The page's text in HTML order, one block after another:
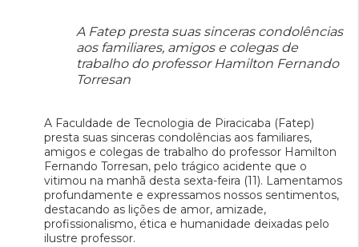
A Fatep presta suas sinceras condolências
aos familiares, amigos e colegas de
trabalho do professor Hamilton Fernando
Torresan
A Faculdade de Tecnologia de Piracicaba (Fatep)
presta suas sinceras condolências aos familiares,
amigos e colegas de trabalho do professor Hamilton
Fernando Torresan, pelo trágico acidente que o
vitimou na manhã desta sexta-feira (11). Lamentamos
profundamente e expressamos nossos sentimentos,
destacando as lições de amor, amizade,
profissionalismo, ética e humanidade deixadas pelo
ilustre professor.